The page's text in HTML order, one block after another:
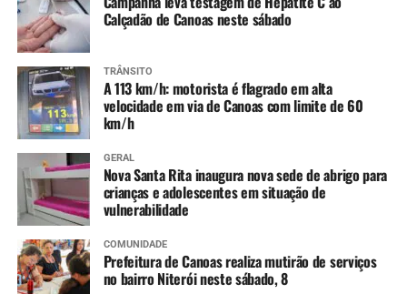
Calçadão de Canoas neste sábado
TRÂNSITO
A 113 km/h: motorista é flagrado em alta
velocidade em via de Canoas com limite de 60
km/h
GERAL
Nova Santa Rita inaugura nova sede de abrigo para
crianças e adolescentes em situação de
vulnerabilidade
COMUNIDADE
Prefeitura de Canoas realiza mutirão de serviços
no bairro Niterói neste sábado, 8